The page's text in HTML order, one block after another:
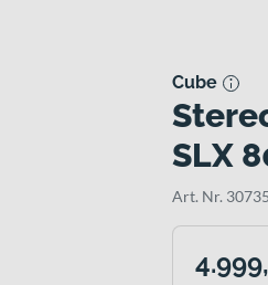
Cube
SLX
Art. Nr.